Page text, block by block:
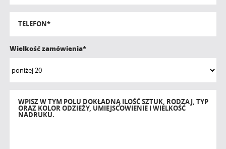
TELEFON*
Wielkość zamówienia*
WPISZ W TYM POLU DOKŁADNĄ ILOŚĆ SZTUK, RODZAJ, TYP
ORAZ KOLOR ODZIEŻY, UMIEJSCOWIENIE I WIELKOŚĆ
NADRUKU.